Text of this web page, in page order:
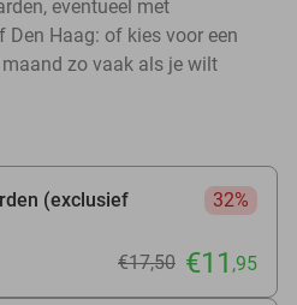
eventueel met
Haag: of kies voor een
zo vaak als je wilt
(exclusief
32%
€17,50 €11 ,95